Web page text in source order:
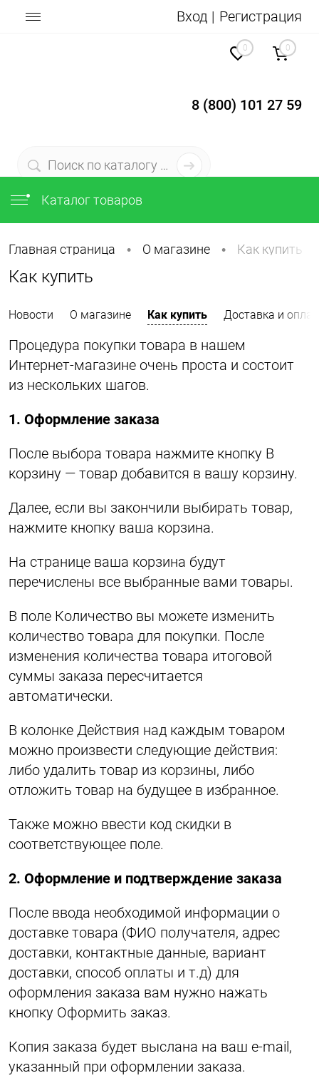
Вход Регистрация
8 (800) 101 27 59
0 0
Каталог товаров
Главная страница • О магазине • Как купить
Как купить
Новости О магазине Как купить Доставка и
Процедура покупки товара в нашем
Интернет-магазине очень проста и состоит
из нескольких шагов.
1. Оформление заказа
После выбора товара нажмите кнопку В
корзину — товар добавится в вашу корзину.
Далее, если вы закончили выбирать товар,
нажмите кнопку ваша корзина.
На странице ваша корзина будут
перечислены все выбранные вами товары.
В поле Количество вы можете изменить
количество товара для покупки. После
изменения количества товара итоговой
суммы заказа пересчитается
автоматически.
В колонке Действия над каждым товаром
можно произвести следующие действия:
либо удалить товар из корзины, либо
отложить товар на будущее в избранное.
Также можно ввести код скидки в
соответствующее поле.
2. Оформление и подтверждение заказа
После ввода необходимой информации о
доставке товара (ФИО получателя, адрес
доставки, контактные данные, вариант
доставки, способ оплаты и т.д) для
оформления заказа вам нужно нажать
кнопку Оформить заказ.
Копия заказа будет выслана на ваш e-mail,
указанный при оформлении заказа.